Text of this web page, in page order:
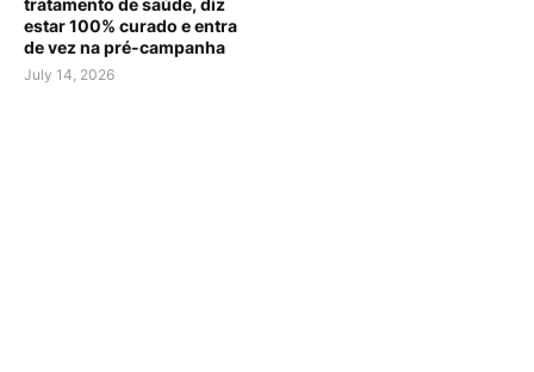
tratamento de saúde, diz
estar 100% curado e entra
de vez na pré-campanha
July 14, 2026